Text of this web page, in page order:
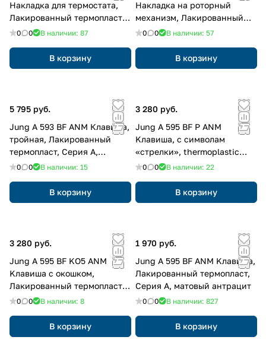
Накладка для термостата,
Лакированный термопласт,
Серия A, матовый антрацит
0 0 В наличии: 87
В корзину
Накладка на роторный
механизм, Лакированный
термопласт, Серия A,
0 0 В наличии: 57
В корзину
5 795 руб.
Jung A 593 BF ANM Клавиша,
тройная, Лакированный
термопласт, Серия A,
матовый антрацит
0 0 В наличии: 15
В корзину
3 280 руб.
Jung A 595 BF P ANM
Kлавиша, с символам
«стрелки», thermoplastic
lacquered, Серия A, матовый
0 0 В наличии: 22
В корзину
3 280 руб.
Jung A 595 BF KO5 ANM
Kлавиша с окошком,
Лакированный термопласт,
Серия A, матовый антрацит
0 0 В наличии: 8
В корзину
1 970 руб.
Jung A 595 BF ANM Kлавиша,
Лакированный термопласт,
Серия A, матовый антрацит
0 0 В наличии: 827
В корзину